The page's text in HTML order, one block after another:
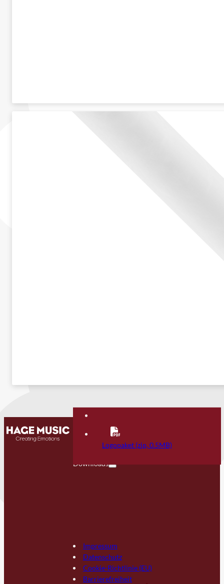
Downloads
Logopaket (zip, 0.5MB)
Impressum
Datenschutz
Cookie-Richtlinie (EU)
Barrierefreiheit